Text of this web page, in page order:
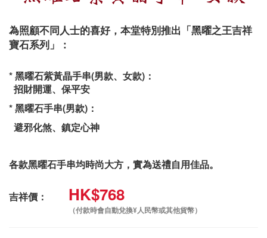
為照顧不同人士的喜好，本堂特別推出「黑曜之王吉祥
寶石系列」：
* 黑曜石紫黃晶手串(男款、女款)：
招財開運、保平安
* 黑曜石手串(男款)：
避邪化煞、鎮定心神
各款黑曜石手串均時尚大方，實為送禮自用佳品。
吉祥價： HK$768
（付款時會自動兌換¥人民幣或其他貨幣）